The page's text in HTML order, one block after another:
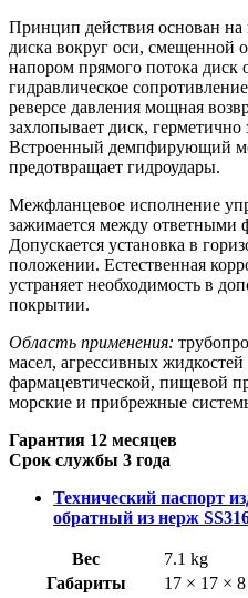
Принцип действия основан
диска вокруг оси, смещенной
напором прямого потока диск
гидравлическое
реверсе давления мощная
захлопывает диск, герметично
Встроенный демпфирующий
предотвращает гидроудары.
Межфланцевое исполнение
зажимается между
Допускается установка в
положении. Естественная
устраняет необходимость в
покрытии.
Область применения:
масел, агрессивных
фармацевтической, пищевой
морские и прибрежные
Гарантия 12 месяцев
Срок службы 3 года
Технический паспорт
обратный из нерж
Вес
7.1 kg
Габариты
17 × 17 ×